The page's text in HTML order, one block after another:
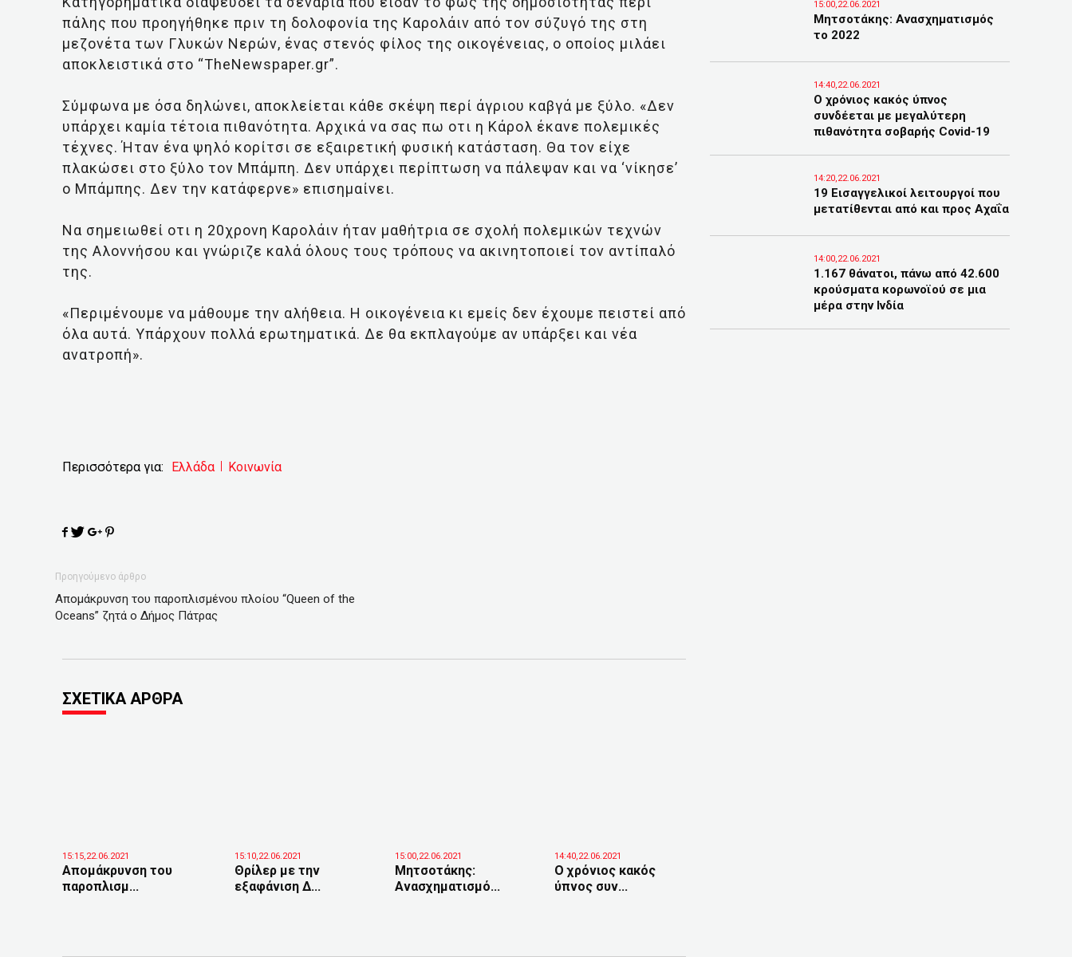
πάλης που προηγήθηκε πριν τη δολοφονία της Καρολάιν από τον σύζυγό της στη
μεζονέτα των Γλυκών Νερών, ένας στενός φίλος της οικογένειας, ο οποίος μιλάει
αποκλειστικά στο “TheNewspaper.gr”.
Σύμφωνα με όσα δηλώνει, αποκλείεται κάθε σκέψη περί άγριου καβγά με ξύλο. «Δεν
υπάρχει καμία τέτοια πιθανότητα. Αρχικά να σας πω οτι η Κάρολ έκανε πολεμικές
τέχνες. Ήταν ένα ψηλό κορίτσι σε εξαιρετική φυσική κατάσταση. Θα τον είχε
πλακώσει στο ξύλο τον Μπάμπη. Δεν υπάρχει περίπτωση να πάλεψαν και να ‘νίκησε’
ο Μπάμπης. Δεν την κατάφερνε» επισημαίνει.
Να σημειωθεί οτι η 20χρονη Καρολάιν ήταν μαθήτρια σε σχολή πολεμικών τεχνών
της Αλοννήσου και γνώριζε καλά όλους τους τρόπους να ακινητοποιεί τον αντίπαλό
της.
«Περιμένουμε να μάθουμε την αλήθεια. Η οικογένεια κι εμείς δεν έχουμε πειστεί από
όλα αυτά. Υπάρχουν πολλά ερωτηματικά. Δε θα εκπλαγούμε αν υπάρξει και νέα
ανατροπή».
Περισσότερα για: Ελλάδα Κοινωνία
Προηγούμενο άρθρο
Απομάκρυνση του παροπλισμένου πλοίου “Queen of the
Oceans” ζητά ο Δήμος Πάτρας
ΣΧΕΤΙΚΑ ΑΡΘΡΑ
15:15,22.06.2021
Απομάκρυνση του
παροπλισμ...
15:10,22.06.2021
Θρίλερ με την
εξαφάνιση Δ...
15:00,22.06.2021
Μητσοτάκης:
Ανασχηματισμό...
14:40,22.06.2021
Ο χρόνιος κακός
ύπνος συν...
15:00,22.06.2021
Μητσοτάκης: Ανασχηματισμός
το 2022
14:40,22.06.2021
Ο χρόνιος κακός ύπνος
συνδέεται με μεγαλύτερη
πιθανότητα σοβαρής Covid-19
14:20,22.06.2021
19 Εισαγγελικοί λειτουργοί που
μετατίθενται από και προς Αχαΐα
14:00,22.06.2021
1.167 θάνατοι, πάνω από 42.600
κρούσματα κορωνοϊού σε μια
μέρα στην Ινδία